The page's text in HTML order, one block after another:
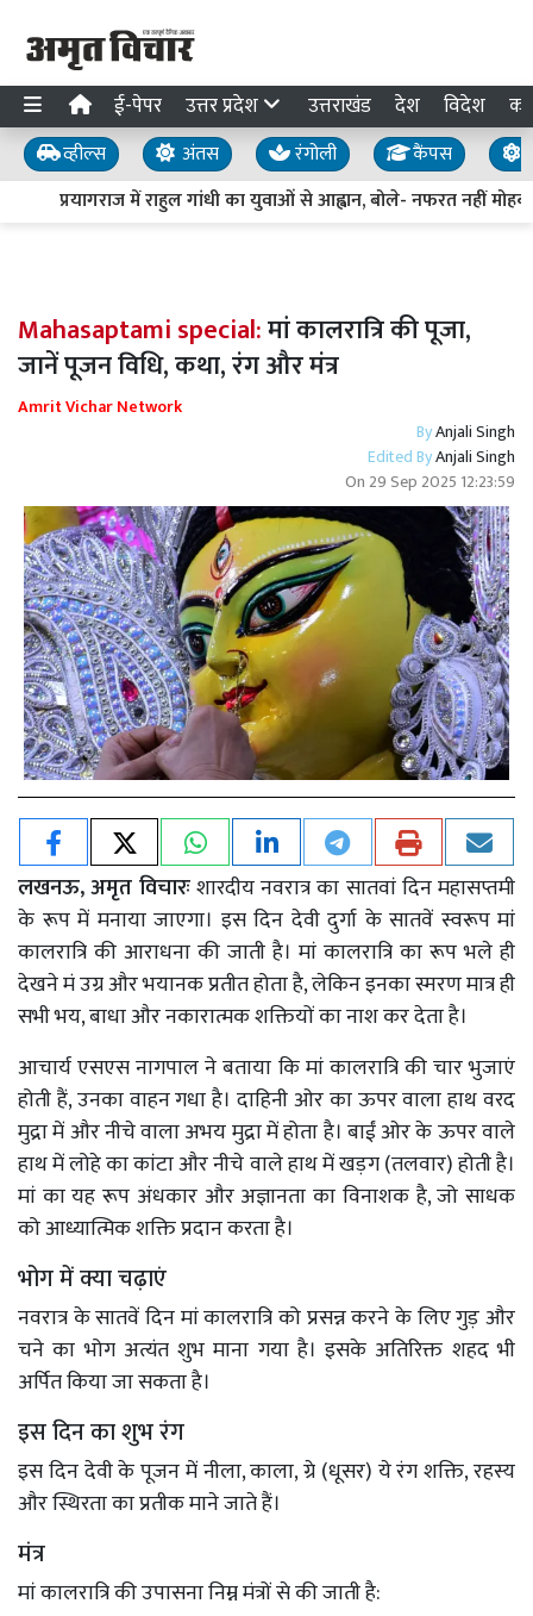
ई-पेपर उत्तर प्रदेश उत्तराखंड देश विदेश
व्हील्स अंतस रंगोली कैंपस
प्रयागराज में राहुल गांधी का युवाओं से आह्वान, बोले- नफरत नहीं
Mahasaptami special:मां कालरात्रि की पूजा,
जानें पूजन विधि, कथा, रंग और मंत्र
Amrit Vichar Network
ByAnjali Singh
Edited ByAnjali Singh
On 29 Sep 2025 12:23:59
लखनऊ, अमृत विचारःशारदीय नवरात्र का सातवां दिन महासप्तमी
के रूप में मनाया जाएगा। इस दिन देवी दुर्गा के सातवें स्वरूप मां
कालरात्रि की आराधना की जाती है। मां कालरात्रि का रूप भले ही
देखने मं उग्र और भयानक प्रतीत होता है, लेकिन इनका स्मरण मात्र ही
सभी भय, बाधा और नकारात्मक शक्तियों का नाश कर देता है।
आचार्य एसएस नागपाल ने बताया कि मां कालरात्रि की चार भुजाएं
होती हैं, उनका वाहन गधा है। दाहिनी ओर का ऊपर वाला हाथ वरद
मुद्रा में और नीचे वाला अभय मुद्रा में होता है। बाईं ओर के ऊपर वाले
हाथ में लोहे का कांटा और नीचे वाले हाथ में खड़ग (तलवार) होती है।
मां का यह रूप अंधकार और अज्ञानता का विनाशक है, जो साधक
को आध्यात्मिक शक्ति प्रदान करता है।
भोग में क्या चढ़ाएं
नवरात्र के सातवें दिन मां कालरात्रि को प्रसन्न करने के लिए गुड़ और
चने का भोग अत्यंत शुभ माना गया है। इसके अतिरिक्त शहद भी
अर्पित किया जा सकता है।
इस दिन का शुभ रंग
इस दिन देवी के पूजन में नीला, काला, ग्रे (धूसर) ये रंग शक्ति, रहस्य
और स्थिरता का प्रतीक माने जाते हैं।
मंत्र
मां कालरात्रि की उपासना निम्न मंत्रों से की जाती है: